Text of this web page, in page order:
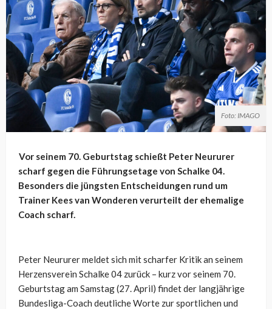
Foto: IMAGO
Vor seinem 70. Geburtstag schießt Peter Neururer
scharf gegen die Führungsetage von Schalke 04.
Besonders die jüngsten Entscheidungen rund um
Trainer Kees van Wonderen verurteilt der ehemalige
Coach scharf.
Peter Neururer meldet sich mit scharfer Kritik an seinem
Herzensverein Schalke 04 zurück – kurz vor seinem 70.
Geburtstag am Samstag (27. April) findet der langjährige
Bundesliga-Coach deutliche Worte zur sportlichen und